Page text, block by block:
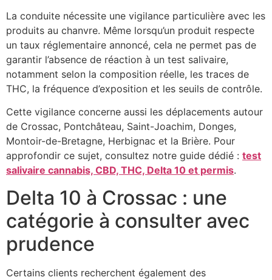
La conduite nécessite une vigilance particulière avec les
produits au chanvre. Même lorsqu’un produit respecte
un taux réglementaire annoncé, cela ne permet pas de
garantir l’absence de réaction à un test salivaire,
notamment selon la composition réelle, les traces de
THC, la fréquence d’exposition et les seuils de contrôle.
Cette vigilance concerne aussi les déplacements autour
de Crossac, Pontchâteau, Saint-Joachim, Donges,
Montoir-de-Bretagne, Herbignac et la Brière. Pour
approfondir ce sujet, consultez notre guide dédié : test
salivaire cannabis, CBD, THC, Delta 10 et permis.
Delta 10 à Crossac : une
catégorie à consulter avec
prudence
Certains clients recherchent également des